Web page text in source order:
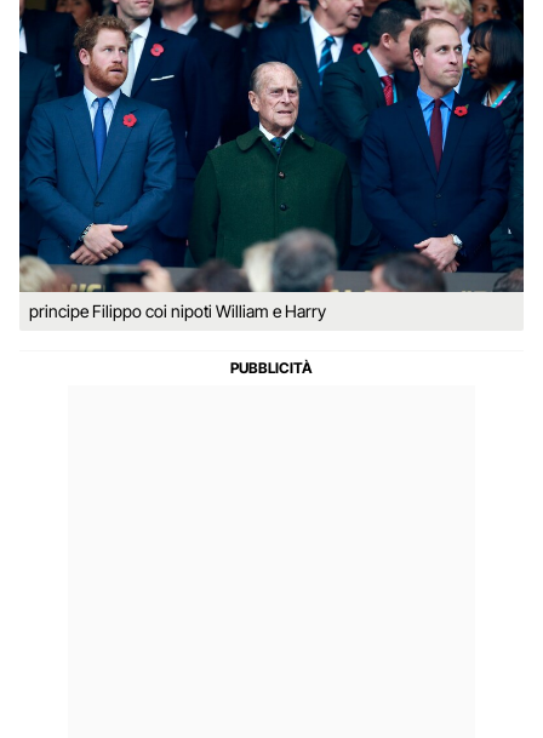
principe Filippo coi nipoti William e Harry